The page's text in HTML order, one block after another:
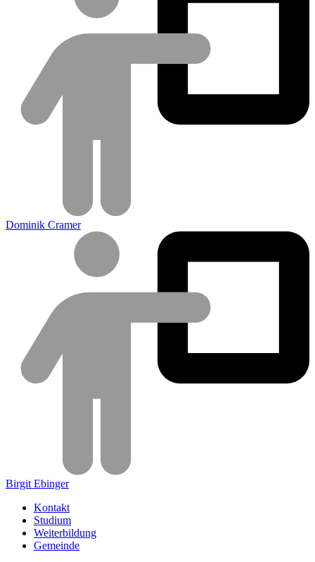
Dominik Cramer
Birgit Ebinger
Kontakt
Studium
Weiterbildung
Gemeinde